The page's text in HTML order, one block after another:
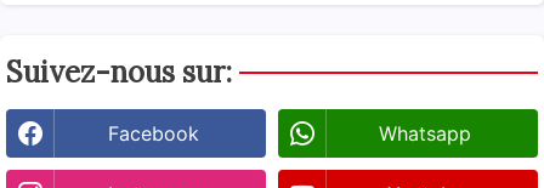
Suivez-nous sur:
Facebook Whatsapp